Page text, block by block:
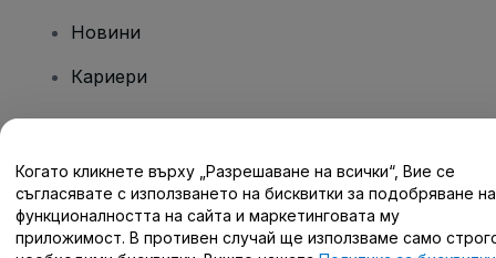
Новини
Кариери
Помощен център / Свържете се с нас
Когато кликнете върху „Разрешаване на всички“, Вие се
съгласявате с използването на бисквитки за подобряване на
функционалността на сайта и маркетинговата му
приложимост. В противен случай ще използваме само